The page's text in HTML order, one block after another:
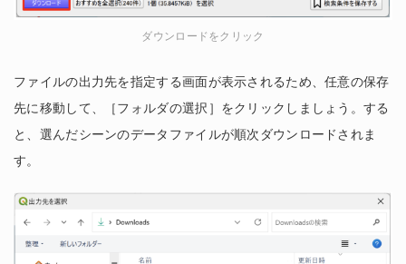
ダウンロードをクリック
ファイルの出力先を指定する画面が表示されるため、任意の保存
先に移動して、［フォルダの選択］をクリックしましょう。する
と、選んだシーンのデータファイルが順次ダウンロードされま
す。